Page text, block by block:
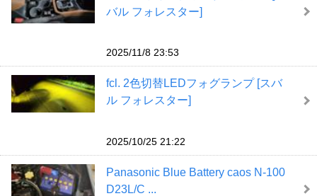
バル フォレスター]
2025/11/8 23:53
fcl. 2色切替LEDフォグランプ [スバ
ル フォレスター]
2025/10/25 21:22
Panasonic Blue Battery caos N-100
D23L/C ...